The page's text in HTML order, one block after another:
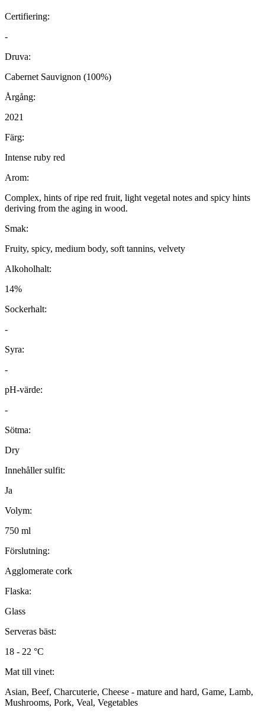
Certifiering:
-
Druva:
Cabernet Sauvignon (100%)
Årgång:
2021
Färg:
Intense ruby red
Arom:
Complex, hints of ripe red fruit, light vegetal notes and spicy hints
deriving from the aging in wood.
Smak:
Fruity, spicy, medium body, soft tannins, velvety
Alkoholhalt:
14%
Sockerhalt:
-
Syra:
-
pH-värde:
-
Sötma:
Dry
Innehåller sulfit:
Ja
Volym:
750 ml
Förslutning:
Agglomerate cork
Flaska:
Glass
Serveras bäst:
18 - 22 °C
Mat till vinet:
Asian, Beef, Charcuterie, Cheese - mature and hard, Game, Lamb,
Mushrooms, Pork, Veal, Vegetables